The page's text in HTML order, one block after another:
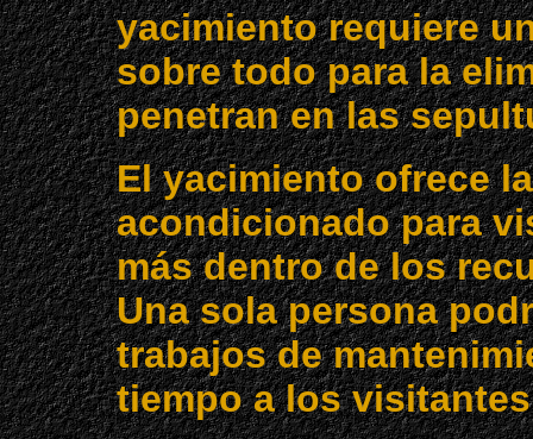
yacimiento requiere
sobre todo para la
penetran en las
El yacimiento ofrece
acondicionado para
más dentro de los
Una sola persona
trabajos de
tiempo a los